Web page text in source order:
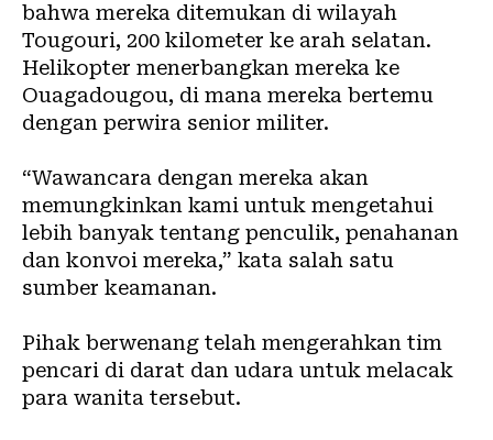
bahwa mereka ditemukan di wilayah
Tougouri, 200 kilometer ke arah selatan.
Helikopter menerbangkan mereka ke
Ouagadougou, di mana mereka bertemu
dengan perwira senior militer.
“Wawancara dengan mereka akan
memungkinkan kami untuk mengetahui
lebih banyak tentang penculik, penahanan
dan konvoi mereka,” kata salah satu
sumber keamanan.
Pihak berwenang telah mengerahkan tim
pencari di darat dan udara untuk melacak
para wanita tersebut.